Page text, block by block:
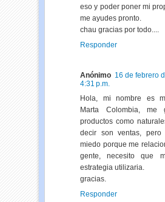
eso y poder poner mi
me ayudes pronto.
chau gracias por todo....
Responder
Anónimo 16 de febrero
4:31 p.m.
Hola, mi nombre es
Marta Colombia, me
productos como
decir son ventas,
miedo porque me
gente, necesito que
estrategia utilizaria.
gracias.
Responder